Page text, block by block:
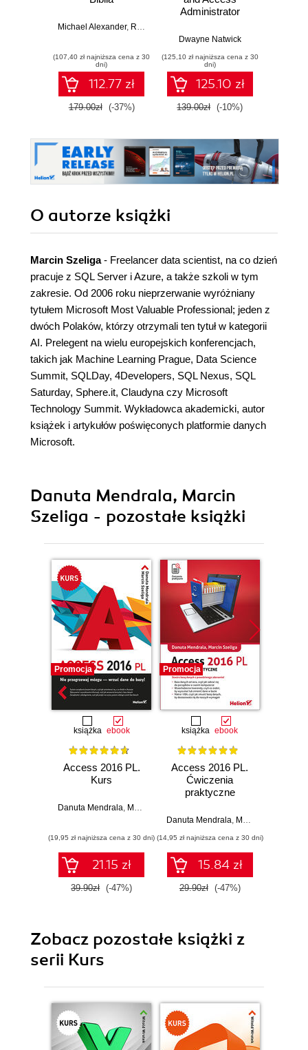
Michael Alexander, Richard Kusleika
(107,40 zł najniższa cena z 30
dni)
112.77 zł
179.00zł (-37%)
Administrator
Implement IAM
Azure AD, build an
identity governance
strategy, and pass
the SC-300 exam
Dwayne Natwick
(125,10 zł najniższa cena z 30
dni)
125.10 zł
139.00zł (-10%)
O autorze książki
Marcin Szeliga- Freelancer data scientist, na co dzień
pracuje z SQL Server i Azure, a także szkoli w tym
zakresie. Od 2006 roku nieprzerwanie wyróżniany
tytułem Microsoft Most Valuable Professional; jeden z
dwóch Polaków, którzy otrzymali ten tytuł w kategorii
AI. Prelegent na wielu europejskich konferencjach,
takich jak Machine Learning Prague, Data Science
Summit, SQLDay, 4Developers, SQL Nexus, SQL
Saturday, Sphere.it, Claudyna czy Microsoft
Technology Summit. Wykładowca akademicki, autor
książek i artykułów poświęconych platformie danych
Microsoft.
Danuta Mendrala, Marcin
Szeliga - pozostałe książki
Promocja
książka ebook
Access 2016 PL.
Kurs
Danuta Mendrala Marcin Szeliga
(19,95 zł najniższa cena z 30 dni)
21.15 zł
39.90zł (-47%)
Promocja
książka ebook
Access 2016 PL.
Ćwiczenia
praktyczne
Danuta Mendrala Marcin Szeliga
(14,95 zł najniższa cena z 30 dni)
15.84 zł
29.90zł (-47%)
Zobacz pozostałe książki z
serii Kurs